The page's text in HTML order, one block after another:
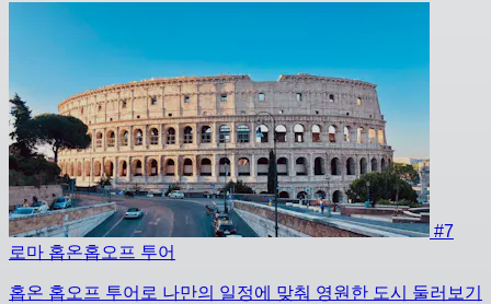
#7
로마 홉온홉오프 투어
홉온 홉오프 투어로 나만의 일정에 맞춰 영원한 도시 둘러보기